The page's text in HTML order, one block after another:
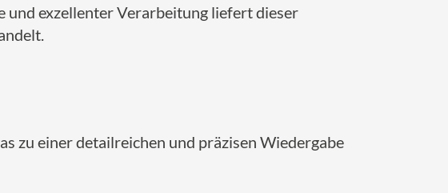
und exzellenter Verarbeitung liefert dieser
zu einer detailreichen und präzisen Wiedergabe